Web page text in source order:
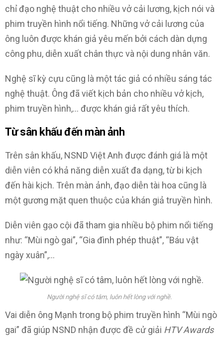
chỉ đạo nghệ thuật cho nhiều vở cải lương, kịch nói và
phim truyền hình nổi tiếng. Những vở cải lương của
ông luôn được khán giả yêu mến bởi cách dàn dựng
công phu, diễn xuất chân thực và nội dung nhân văn.
Nghệ sĩ kỳ cựu cũng là một tác giả có nhiều sáng tác
nghệ thuật. Ông đã viết kịch bản cho nhiều vở kịch,
phim truyền hình,… được khán giả rất yêu thích.
Từ sân khấu đến màn ảnh
Trên sân khấu, NSND Việt Anh được đánh giá là một
diễn viên có khả năng diễn xuất đa dạng, từ bi kịch
đến hài kịch. Trên màn ảnh, đạo diễn tài hoa cũng là
một gương mặt quen thuộc của khán giả truyền hình.
Diễn viên gạo cội đã tham gia nhiều bộ phim nổi tiếng
như: “Mùi ngò gai”, “Gia đình phép thuật”, “Báu vật
ngày xuân”,…
Người nghệ sĩ có tâm, luôn hết lòng với nghề.
Vai diễn ông Mạnh trong bộ phim truyền hình “Mùi ngò
gai” đã giúp NSND nhận được đề cử giải HTV Awards